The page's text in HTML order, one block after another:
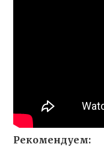
Рекомендуем: